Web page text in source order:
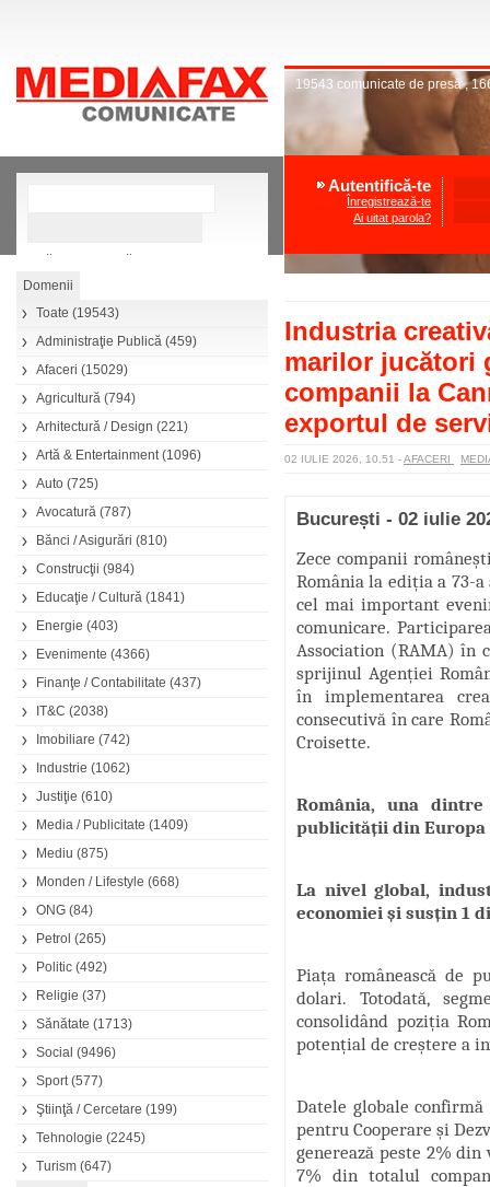
Căutare avansată
Toate (19543)
Administraţie Publică (459)
Afaceri (15029)
Agricultură (794)
Arhitectură / Design (221)
Artă & Entertainment(1096)
Auto (725)
Avocatură (787)
Bănci / Asigurări (810)
Construcţii (984)
Educaţie / Cultură (1841)
Energie (403)
Evenimente (4366)
Finanţe / Contabilitate (437)
IT&C (2038)
Imobiliare (742)
Industrie (1062)
Justiţie (610)
Media / Publicitate (1409)
Mediu (875)
Monden / Lifestyle (668)
ONG (84)
Petrol (265)
Politic (492)
Religie (37)
Sănătate (1713)
Social (9496)
Sport(577)
Ştiinţă / Cercetare (199)
Tehnologie (2245)
Turism (647)
19543 comunicate de presă,
Autentifică-te
Înregistrează-te
Ai uitat parola?
Industria
marilor jucători
companii la
exportul de
02 IULIE 2026, 10.51 -AFACERI
București - 02 iulie
Zece companii
România la ediția a 73-
cel mai important
comunicare.
Association (RAMA) în
sprijinul Agenției
în implementarea
consecutivă în care
Croisette.
România, una
publicității din Europa
La nivel global,
economiei și susțin 1
Piața românească de
dolari. Totodată,
consolidând poziția
potențial de creștere a
Datele globale confirmă
pentru Cooperare și
generează peste 2%
7% din totalul